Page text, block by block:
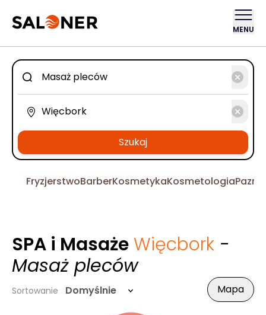
MENU
Szukaj
FryzjerstwoBarberKosmetykaKosmetologia
SPA i Masaże Więcbork -
Masaż pleców
Sortowanie Domyślnie Mapa